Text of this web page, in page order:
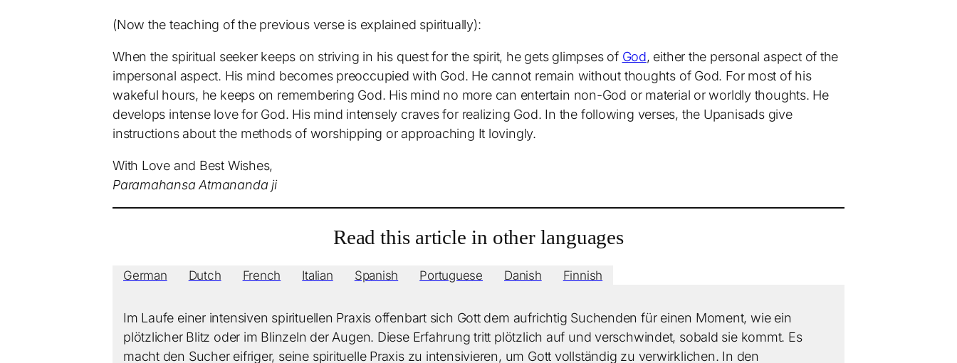
(Now the teaching of the previous verse is explained spiritually):
When the spiritual seeker keeps on striving in his quest for the spirit, he gets glimpses of God, either the personal aspect of the
impersonal aspect. His mind becomes preoccupied with God. He cannot remain without thoughts of God. For most of his
wakeful hours, he keeps on remembering God. His mind no more can entertain non-God or material or worldly thoughts. He
develops intense love for God. His mind intensely craves for realizing God. In the following verses, the Upanisads give
instructions about the methods of worshipping or approaching It lovingly.
With Love and Best Wishes,
Paramahansa Atmananda ji
Read this article in other languages
German Dutch French Italian Spanish Portuguese Danish Finnish
Im Laufe einer intensiven spirituellen Praxis offenbart sich Gott dem aufrichtig Suchenden für einen Moment, wie ein
plötzlicher Blitz oder im Blinzeln der Augen. Diese Erfahrung tritt plötzlich auf und verschwindet, sobald sie kommt. Es
macht den Sucher eifriger, seine spirituelle Praxis zu intensivieren, um Gott vollständig zu verwirklichen. In den